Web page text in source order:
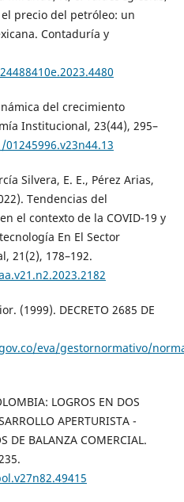
precio del petróleo: un
Contaduría y
del crecimiento
Institucional, 23(44), 295–
Silvera, E. E., Pérez Arias,
Tendencias del
el contexto de la COVID-19 y
En El Sector
21(2), 178–192.
(1999). DECRETO 2685 DE
eva/gestornormativo/
LOGROS EN DOS
APERTURISTA -
DE BALANZA COMERCIAL.